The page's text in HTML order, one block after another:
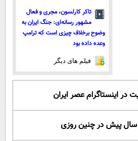
تاکر کارلسون، مجری و فعال
مشهور رسانه‌ای: جنگ ایران به
وضوح برخلاف چیزی است که ترامپ
وعده داده بود
فیلم های دیگر
در اینستاگرام عصر ایران